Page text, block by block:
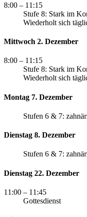
8:00 – 11:15
Stufe 8: Stark im
Wiederholt sich
Mittwoch 2. Dezember
8:00 – 11:15
Stufe 8: Stark im
Wiederholt sich
Montag 7. Dezember
Stufen 6 & 7:
Dienstag 8. Dezember
Stufen 6 & 7:
Dienstag 22. Dezember
11:00 – 11:45
Gottesdienst